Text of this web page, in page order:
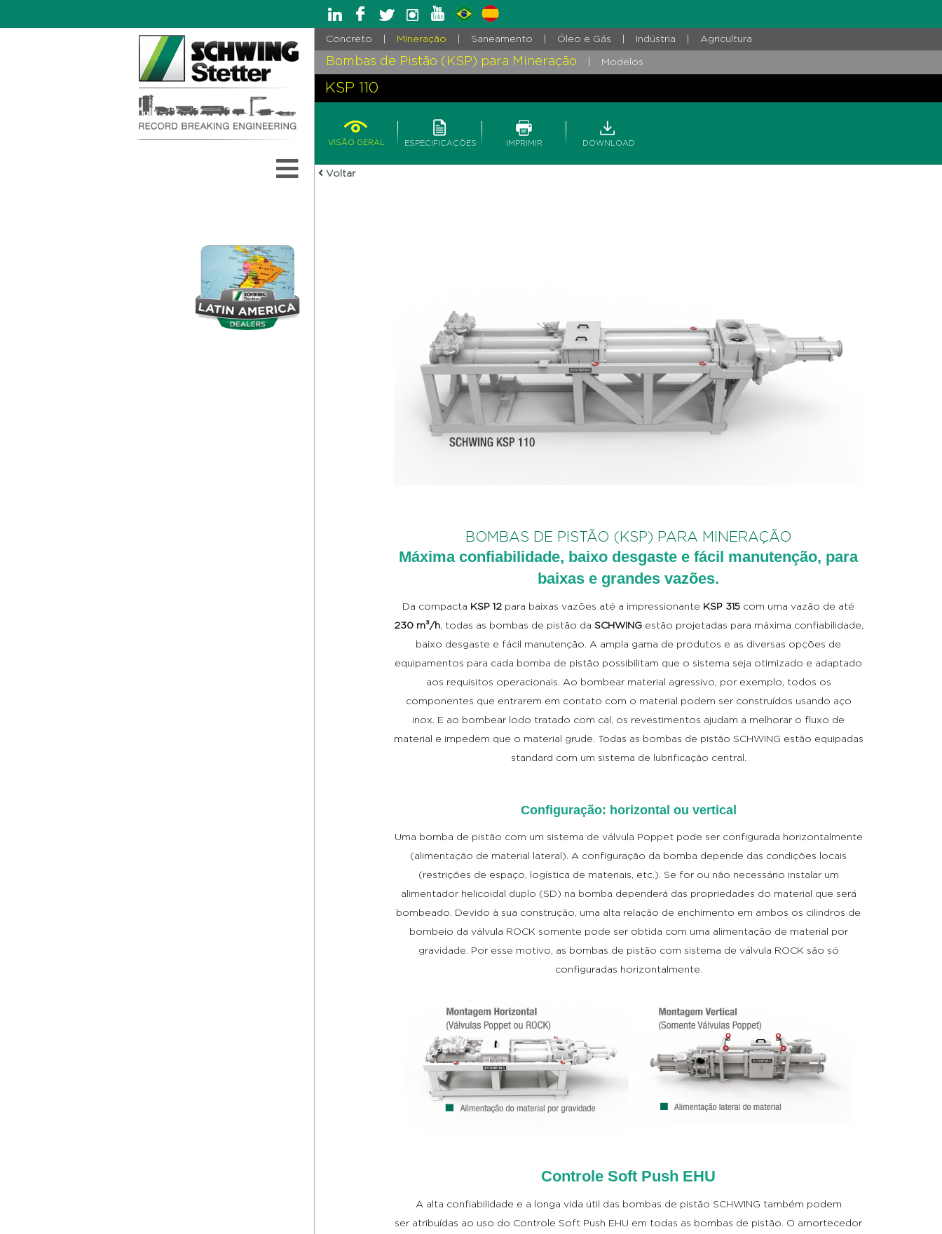
Concreto Mineração Saneamento Óleo e Gás Indústria Agricultura
Bombas de Pistão (KSP) para Mineração Modelos
KSP 110
VISÃO GERAL ESPECIFICAÇÕES IMPRIMIR DOWNLOAD
Voltar
BOMBAS DE PISTÃO (KSP) PARA MINERAÇÃO
Máxima confiabilidade, baixo desgaste e fácil manutenção, para
baixas e grandes vazões.
Da compacta KSP 12 para baixas vazões até a impressionante KSP 315 com uma vazão de até
230 m³/h, todas as bombas de pistão da SCHWING estão projetadas para máxima confiabilidade,
baixo desgaste e fácil manutenção. A ampla gama de produtos e as diversas opções de
equipamentos para cada bomba de pistão possibilitam que o sistema seja otimizado e adaptado
aos requisitos operacionais. Ao bombear material agressivo, por exemplo, todos os
componentes que entrarem em contato com o material podem ser construídos usando aço
inox. E ao bombear lodo tratado com cal, os revestimentos ajudam a melhorar o fluxo de
material e impedem que o material grude. Todas as bombas de pistão SCHWING estão equipadas
standard com um sistema de lubrificação central.
Configuração: horizontal ou vertical
Uma bomba de pistão com um sistema de válvula Poppet pode ser configurada horizontalmente
(alimentação de material lateral). A configuração da bomba depende das condições locais
(restrições de espaço, logística de materiais, etc.). Se for ou não necessário instalar um
alimentador helicoidal duplo (SD) na bomba dependerá das propriedades do material que será
bombeado. Devido à sua construção, uma alta relação de enchimento em ambos os cilindros de
bombeio da válvula ROCK somente pode ser obtida com uma alimentação de material por
gravidade. Por esse motivo, as bombas de pistão com sistema de válvula ROCK são só
configuradas horizontalmente.
Controle Soft Push EHU
A alta confiabilidade e a longa vida útil das bombas de pistão SCHWING também podem
ser atribuídas ao uso do Controle Soft Push EHU em todas as bombas de pistão. O amortecedor